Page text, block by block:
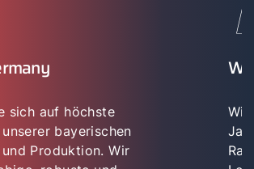
sich auf höchste
bayerischen
Produktion. Wir
Wir